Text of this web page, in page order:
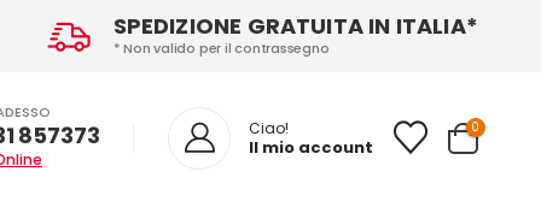
SPEDIZIONE GRATUITA IN ITALIA*
* Non valido per il contrassegno
857373 Ciao!
Il mio account
0